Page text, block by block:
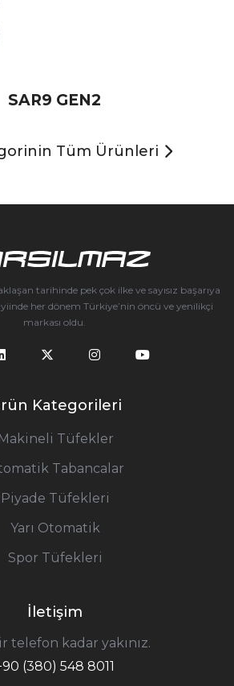
SAR9 GEN2
Tüm Ürünleri
tarihinde pek çok ilke ve sayısız başarıya
her dönem Türkiye’nin öncü ve yenilikçi
markası oldu.
Kategorileri
Makineli Tüfekler
Tabancalar
Piyade Tüfekleri
Yarı Otomatik
Spor Tüfekleri
İletişim
telefon kadar yakınız.
(380) 548 8011